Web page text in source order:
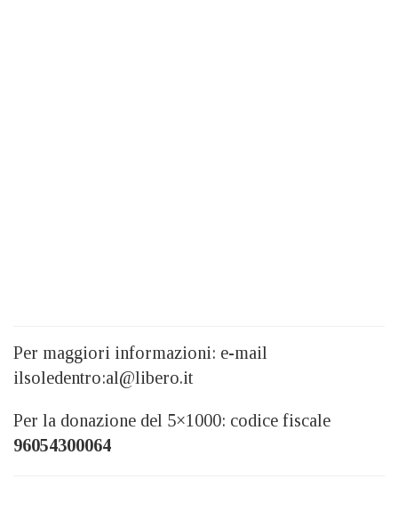
Per maggiori informazioni: e-mail
ilsoledentro:al@libero.it
Per la donazione del 5×1000: codice fiscale
96054300064